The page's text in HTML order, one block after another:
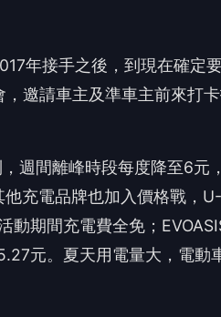
年接手之後，到現在確定
邀請車主及準車主前來打
週間離峰時段每度降至6元
充電品牌也加入價格戰，
動期間充電費全免；
元。夏天用電量大，電動